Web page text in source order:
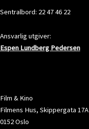
Sentralbord: 22 47 46 22
Ansvarlig utgiver:
Espen Lundberg Pedersen
Film & Kino
Filmens Hus, Skippergata 17A
0152 Oslo